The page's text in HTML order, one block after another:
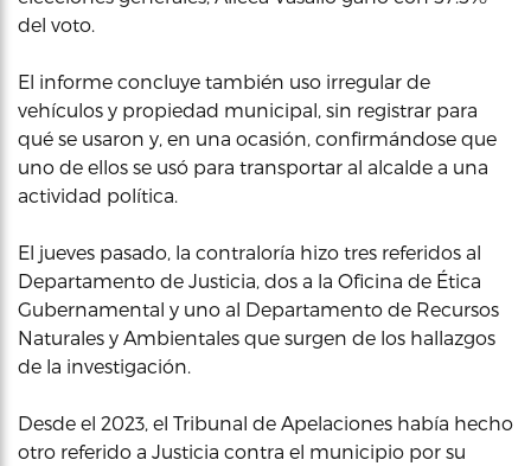
del voto.
El informe concluye también uso irregular de
vehículos y propiedad municipal, sin registrar para
qué se usaron y, en una ocasión, confirmándose que
uno de ellos se usó para transportar al alcalde a una
actividad política.
El jueves pasado, la contraloría hizo tres referidos al
Departamento de Justicia, dos a la Oficina de Ética
Gubernamental y uno al Departamento de Recursos
Naturales y Ambientales que surgen de los hallazgos
de la investigación.
Desde el 2023, el Tribunal de Apelaciones había hecho
otro referido a Justicia contra el municipio por su